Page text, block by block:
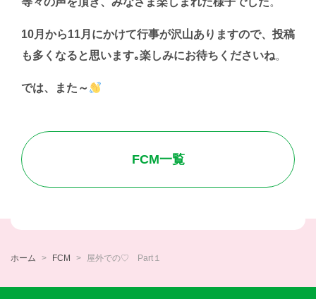
10月から11月にかけて行事が沢山ありますので、投稿
も多くなると思います｡楽しみにお待ちくださいね。
では、また～
FCM一覧
ホーム FCM 屋外での♡ Part１